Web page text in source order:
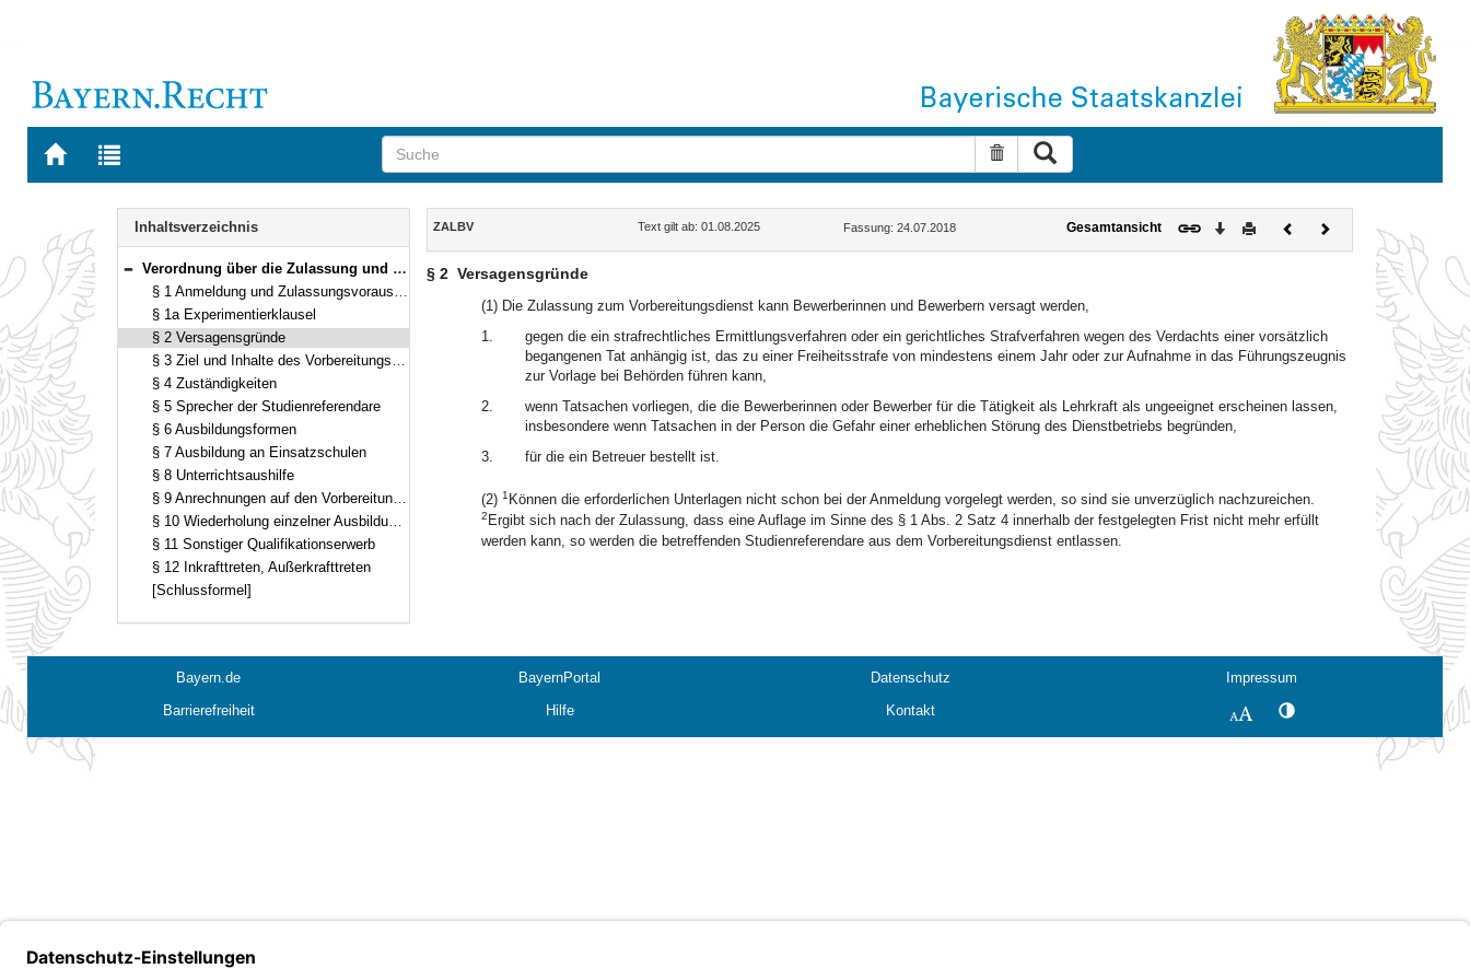
Zur
BAYERN.RECHT
Zur
letzten
Suche zurücksetzen
Navigation
Inhaltsverzeichnis
Bereich reduzieren
Verordnung über die Zulassung und Ausbildung für das Lehramt an beruflichen Schulen und den anderweitigen Erwerb der Lehrbefähigung an beruflichen Schulen künstlerischer und gestalterischer Fachrichtungen (Verordnung Zulassungs- und Ausbildungsordnung berufliche Schulen – ZALBV) Vom 24. Juli 2018 (GVBl. S. 689) BayRS 2038-3-4-7-1-K (§§ 1–12)
§ 1 Anmeldung und Zulassungsvoraussetzungen zum Vorbereitungsdienst
§ 1a Experimentierklausel
§ 2 Versagensgründe
§ 3 Ziel und Inhalte des Vorbereitungsdiensts
§ 4 Zuständigkeiten
§ 5 Sprecher der Studienreferendare
§ 6 Ausbildungsformen
§ 7 Ausbildung an Einsatzschulen
§ 8 Unterrichtsaushilfe
§ 9 Anrechnungen auf den Vorbereitungsdienst
§ 10 Wiederholung einzelner Ausbildungsabschnitte
§ 11 Sonstiger Qualifikationserwerb
§ 12 Inkrafttreten, Außerkrafttreten
[Schlussformel]
Inhalt
ZALBV Text gilt ab: 01.08.2025 Fassung: 24.07.2018 Gesamtansicht Download
DruckenVorherigesNächstes
Dokument
§ 2 Versagensgründe
(1) Die Zulassung zum Vorbereitungsdienst kann Bewerberinnen und Bewerbern versagt werden,
1.
gegen die ein strafrechtliches Ermittlungsverfahren oder ein gerichtliches Strafverfahren wegen des Verdachts einer vorsätzlich
begangenen Tat anhängig ist, das zu einer Freiheitsstrafe von mindestens einem Jahr oder zur Aufnahme in das Führungszeugnis
zur Vorlage bei Behörden führen kann,
2.
wenn Tatsachen vorliegen, die die Bewerberinnen oder Bewerber für die Tätigkeit als Lehrkraft als ungeeignet erscheinen lassen,
insbesondere wenn Tatsachen in der Person die Gefahr einer erheblichen Störung des Dienstbetriebs begründen,
3.
für die ein Betreuer bestellt ist.
(2) 1 Können die erforderlichen Unterlagen nicht schon bei der Anmeldung vorgelegt werden, so sind sie unverzüglich nachzureichen.
2 Ergibt sich nach der Zulassung, dass eine Auflage im Sinne des § 1 Abs. 2 Satz 4 innerhalb der festgelegten Frist nicht mehr erfüllt
werden kann, so werden die betreffenden Studienreferendare aus dem Vorbereitungsdienst entlassen.
Bayern.de BayernPortal Datenschutz
Impressum
Barrierefreiheit
Hilfe Kontakt SchriftgrößeKontrastwechsel